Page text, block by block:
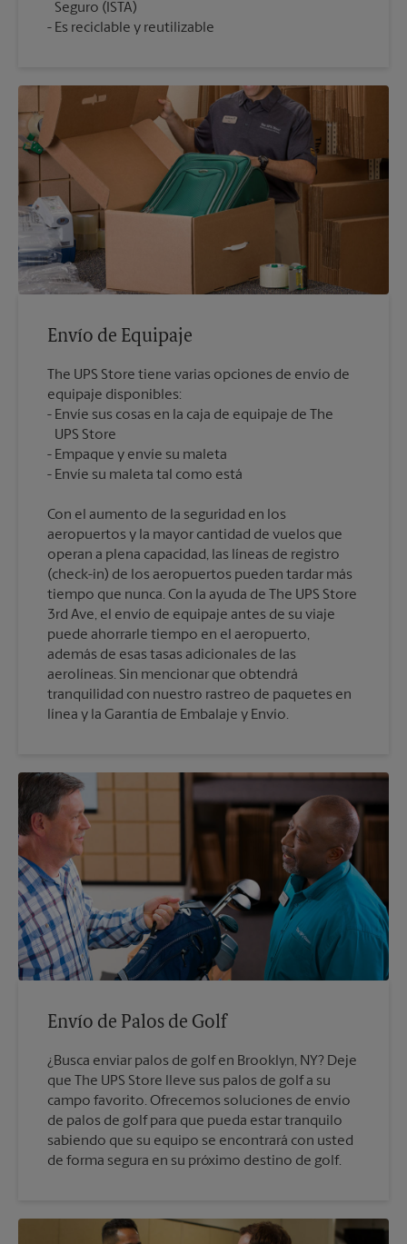
Seguro (ISTA)
Es reciclable y reutilizable
Envío de Equipaje
The UPS Store tiene varias opciones de envío de
equipaje disponibles:
Envíe sus cosas en la caja de equipaje de The
UPS Store
Empaque y envíe su maleta
Con el aumento de la seguridad en los
aeropuertos y la mayor cantidad de vuelos que
operan a plena capacidad, las líneas de registro
(check-in) de los aeropuertos pueden tardar más
tiempo que nunca. Con la ayuda de The UPS Store
3rd Ave, el envío de equipaje antes de su viaje
puede ahorrarle tiempo en el aeropuerto,
además de esas tasas adicionales de las
aerolíneas. Sin mencionar que obtendrá
tranquilidad con nuestro rastreo de paquetes en
línea y la Garantía de Embalaje y Envío.
Envío de Palos de Golf
¿Busca enviar palos de golf en Brooklyn, NY? Deje
que The UPS Store lleve sus palos de golf a su
campo favorito. Ofrecemos soluciones de envío
de palos de golf para que pueda estar tranquilo
sabiendo que su equipo se encontrará con usted
de forma segura en su próximo destino de golf.